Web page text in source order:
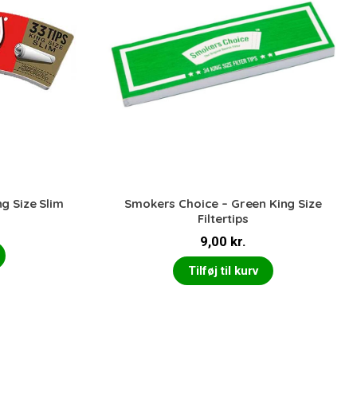
Size Slim
Smokers Choice – Green King Size
Filtertips
9,00 kr.
Tilføj til kurv